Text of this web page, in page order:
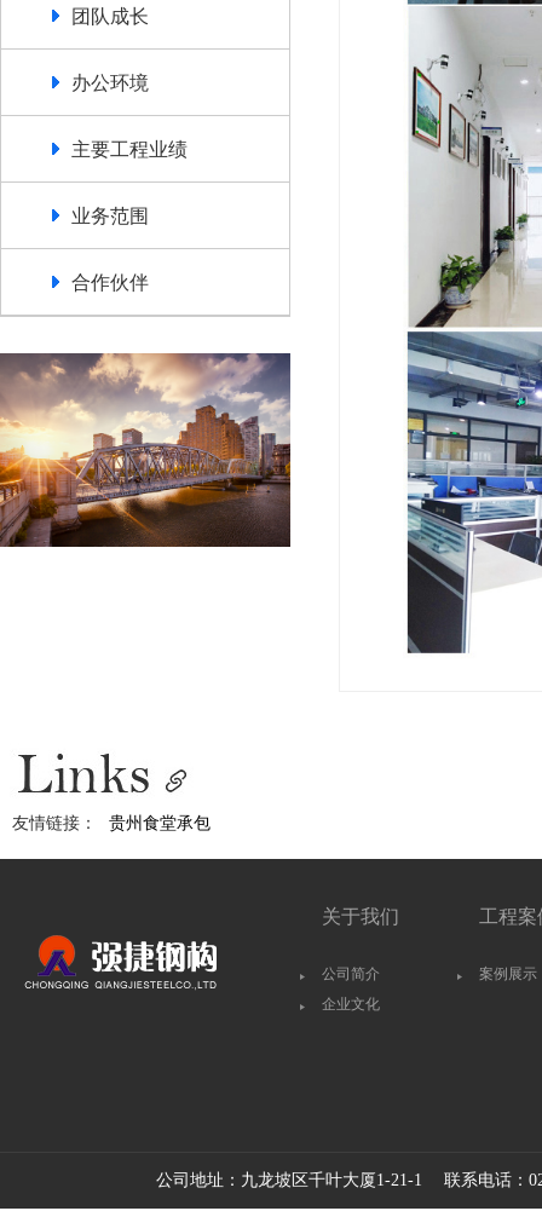
团队成长
办公环境
主要工程业绩
业务范围
合作伙伴
友情链接： 贵州食堂承包
关于我们
公司简介
企业文化
工程案
案例展示
公司地址：九龙坡区千叶大厦1-21-1 联系电话：